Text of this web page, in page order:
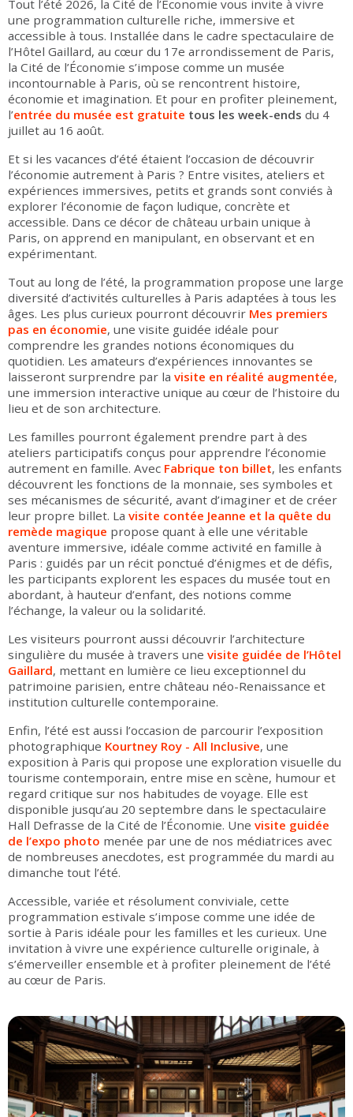
Tout l’été 2026, la Cité de l’Économie vous invite à vivre
une programmation culturelle riche, immersive et
accessible à tous. Installée dans le cadre spectaculaire de
l’Hôtel Gaillard, au cœur du 17e arrondissement de Paris,
la Cité de l’Économie s’impose comme un musée
incontournable à Paris, où se rencontrent histoire,
économie et imagination. Et pour en profiter pleinement,
l’entrée du musée est gratuite tous les week-ends du 4
juillet au 16 août.
Et si les vacances d’été étaient l’occasion de découvrir
l’économie autrement à Paris ? Entre visites, ateliers et
expériences immersives, petits et grands sont conviés à
explorer l’économie de façon ludique, concrète et
accessible. Dans ce décor de château urbain unique à
Paris, on apprend en manipulant, en observant et en
expérimentant.
Tout au long de l’été, la programmation propose une large
diversité d’activités culturelles à Paris adaptées à tous les
âges. Les plus curieux pourront découvrir Mes premiers
pas en économie, une visite guidée idéale pour
comprendre les grandes notions économiques du
quotidien. Les amateurs d’expériences innovantes se
laisseront surprendre par la visite en réalité augmentée,
une immersion interactive unique au cœur de l’histoire du
lieu et de son architecture.
Les familles pourront également prendre part à des
ateliers participatifs conçus pour apprendre l’économie
autrement en famille. Avec Fabrique ton billet, les enfants
découvrent les fonctions de la monnaie, ses symboles et
ses mécanismes de sécurité, avant d’imaginer et de créer
leur propre billet. La visite contée Jeanne et la quête du
remède magique propose quant à elle une véritable
aventure immersive, idéale comme activité en famille à
Paris : guidés par un récit ponctué d’énigmes et de défis,
les participants explorent les espaces du musée tout en
abordant, à hauteur d’enfant, des notions comme
l’échange, la valeur ou la solidarité.
Les visiteurs pourront aussi découvrir l’architecture
singulière du musée à travers une visite guidée de l’Hôtel
Gaillard, mettant en lumière ce lieu exceptionnel du
patrimoine parisien, entre château néo-Renaissance et
institution culturelle contemporaine.
Enfin, l’été est aussi l’occasion de parcourir l’exposition
photographique Kourtney Roy - All Inclusive, une
exposition à Paris qui propose une exploration visuelle du
tourisme contemporain, entre mise en scène, humour et
regard critique sur nos habitudes de voyage. Elle est
disponible jusqu’au 20 septembre dans le spectaculaire
Hall Defrasse de la Cité de l’Économie. Une visite guidée
de l’expo photo menée par une de nos médiatrices avec
de nombreuses anecdotes, est programmée du mardi au
dimanche tout l’été.
Accessible, variée et résolument conviviale, cette
programmation estivale s’impose comme une idée de
sortie à Paris idéale pour les familles et les curieux. Une
invitation à vivre une expérience culturelle originale, à
s’émerveiller ensemble et à profiter pleinement de l’été
au cœur de Paris.